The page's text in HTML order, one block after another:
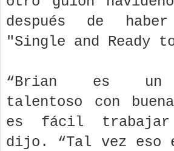
después de
"Single and Ready
“Brian es un
talentoso con
es fácil
dijo. “Tal vez eso